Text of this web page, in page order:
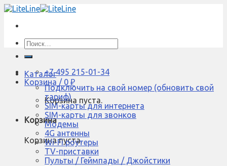
Skip
content
Искать:
+7 495 215-01-34
Корзина / 0 ₽
Корзина пуста.
Корзина
Корзина пуста.
Каталог
Подключить на свой номер (обновить свой
тариф)
SIM-карты для интернета
SIM-карты для звонков
Модемы
4G антенны
Wi-Fi роутеры
TV-приставки
Пульты / Геймпады / Джойстики